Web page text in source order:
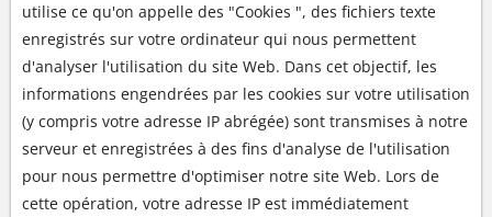
utilise ce qu'on appelle des "Cookies ", des fichiers texte
enregistrés sur votre ordinateur qui nous permettent
d'analyser l'utilisation du site Web. Dans cet objectif, les
informations engendrées par les cookies sur votre utilisation
(y compris votre adresse IP abrégée) sont transmises à notre
serveur et enregistrées à des fins d'analyse de l'utilisation
pour nous permettre d'optimiser notre site Web. Lors de
cette opération, votre adresse IP est immédiatement